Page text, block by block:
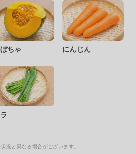
ちゃ にんじん
況と異なる場合がございます。